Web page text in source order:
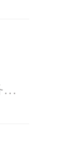
美万家：污水处理、管道疏通一站式环保服务美万家公司，